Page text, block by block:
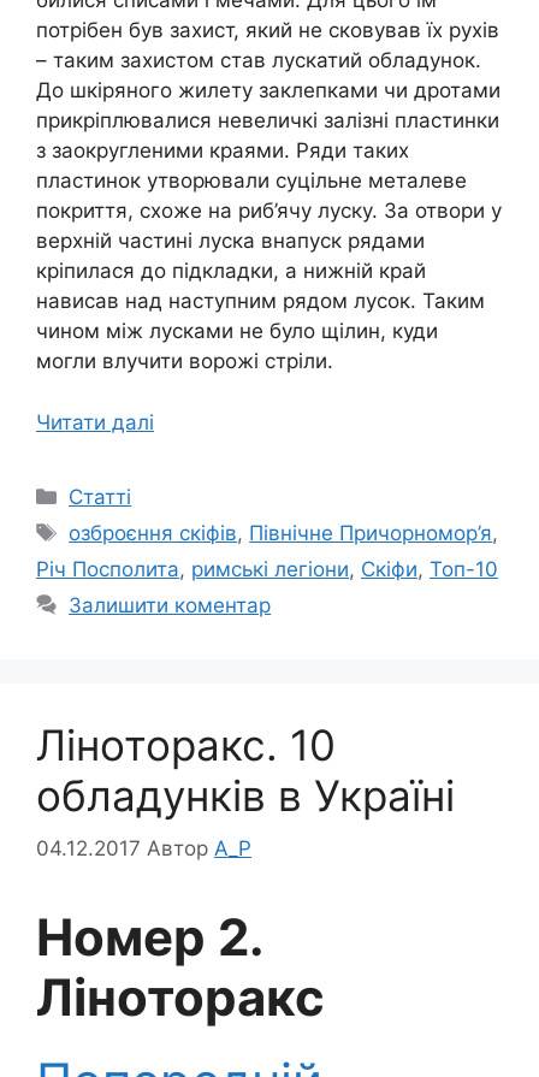
потрібен був захист, який не сковував їх рухів
– таким захистом став лускатий обладунок.
До шкіряного жилету заклепками чи дротами
прикріплювалися невеличкі залізні пластинки
з заокругленими краями. Ряди таких
пластинок утворювали суцільне металеве
покриття, схоже на риб’ячу луску. За отвори у
верхній частині луска внапуск рядами
кріпилася до підкладки, а нижній край
нависав над наступним рядом лусок. Таким
чином між лусками не було щілин, куди
могли влучити ворожі стріли.
Читати далі
Категорії
Статті
Позначки
озброєння скіфів, Північне Причорномор’я,
Річ Посполита, римські легіони, Скіфи, Топ-10
Залишити коментар
Ліноторакс. 10
обладунків в Україні
04.12.2017 Автор A_P
Номер 2.
Ліноторакс